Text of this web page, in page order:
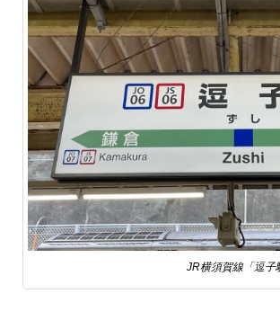
JR横須賀線「逗子